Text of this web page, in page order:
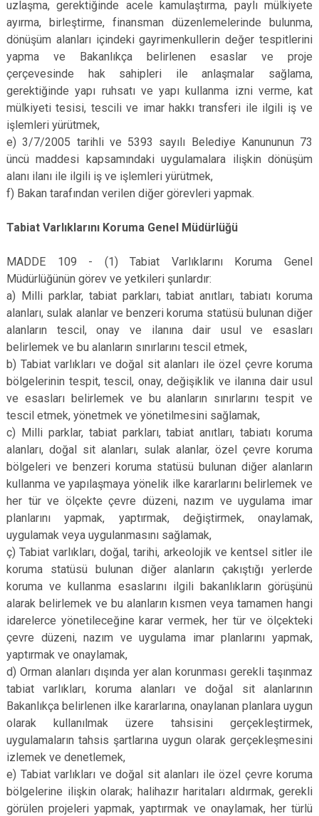
uzlaşma, gerektiğinde acele kamulaştırma, paylı mülkiyete
ayırma, birleştirme, finansman düzenlemelerinde bulunma,
dönüşüm alanları içindeki gayrimenkullerin değer tespitlerini
yapma ve Bakanlıkça belirlenen esaslar ve proje
çerçevesinde hak sahipleri ile anlaşmalar sağlama,
gerektiğinde yapı ruhsatı ve yapı kullanma izni verme, kat
mülkiyeti tesisi, tescili ve imar hakkı transferi ile ilgili iş ve
işlemleri yürütmek,
e) 3/7/2005 tarihli ve 5393 sayılı Belediye Kanununun 73
üncü maddesi kapsamındaki uygulamalara ilişkin dönüşüm
alanı ilanı ile ilgili iş ve işlemleri yürütmek,
f) Bakan tarafından verilen diğer görevleri yapmak.
Tabiat Varlıklarını Koruma Genel Müdürlüğü
MADDE 109 - (1) Tabiat Varlıklarını Koruma Genel
Müdürlüğünün görev ve yetkileri şunlardır:
a) Milli parklar, tabiat parkları, tabiat anıtları, tabiatı koruma
alanları, sulak alanlar ve benzeri koruma statüsü bulunan diğer
alanların tescil, onay ve ilanına dair usul ve esasları
belirlemek ve bu alanların sınırlarını tescil etmek,
b) Tabiat varlıkları ve doğal sit alanları ile özel çevre koruma
bölgelerinin tespit, tescil, onay, değişiklik ve ilanına dair usul
ve esasları belirlemek ve bu alanların sınırlarını tespit ve
tescil etmek, yönetmek ve yönetilmesini sağlamak,
c) Milli parklar, tabiat parkları, tabiat anıtları, tabiatı koruma
alanları, doğal sit alanları, sulak alanlar, özel çevre koruma
bölgeleri ve benzeri koruma statüsü bulunan diğer alanların
kullanma ve yapılaşmaya yönelik ilke kararlarını belirlemek ve
her tür ve ölçekte çevre düzeni, nazım ve uygulama imar
planlarını yapmak, yaptırmak, değiştirmek, onaylamak,
uygulamak veya uygulanmasını sağlamak,
ç) Tabiat varlıkları, doğal, tarihi, arkeolojik ve kentsel sitler ile
koruma statüsü bulunan diğer alanların çakıştığı yerlerde
koruma ve kullanma esaslarını ilgili bakanlıkların görüşünü
alarak belirlemek ve bu alanların kısmen veya tamamen hangi
idarelerce yönetileceğine karar vermek, her tür ve ölçekteki
çevre düzeni, nazım ve uygulama imar planlarını yapmak,
yaptırmak ve onaylamak,
d) Orman alanları dışında yer alan korunması gerekli taşınmaz
tabiat varlıkları, koruma alanları ve doğal sit alanlarının
Bakanlıkça belirlenen ilke kararlarına, onaylanan planlara uygun
olarak kullanılmak üzere tahsisini gerçekleştirmek,
uygulamaların tahsis şartlarına uygun olarak gerçekleşmesini
izlemek ve denetlemek,
e) Tabiat varlıkları ve doğal sit alanları ile özel çevre koruma
bölgelerine ilişkin olarak; halihazır haritaları aldırmak, gerekli
görülen projeleri yapmak, yaptırmak ve onaylamak, her türlü